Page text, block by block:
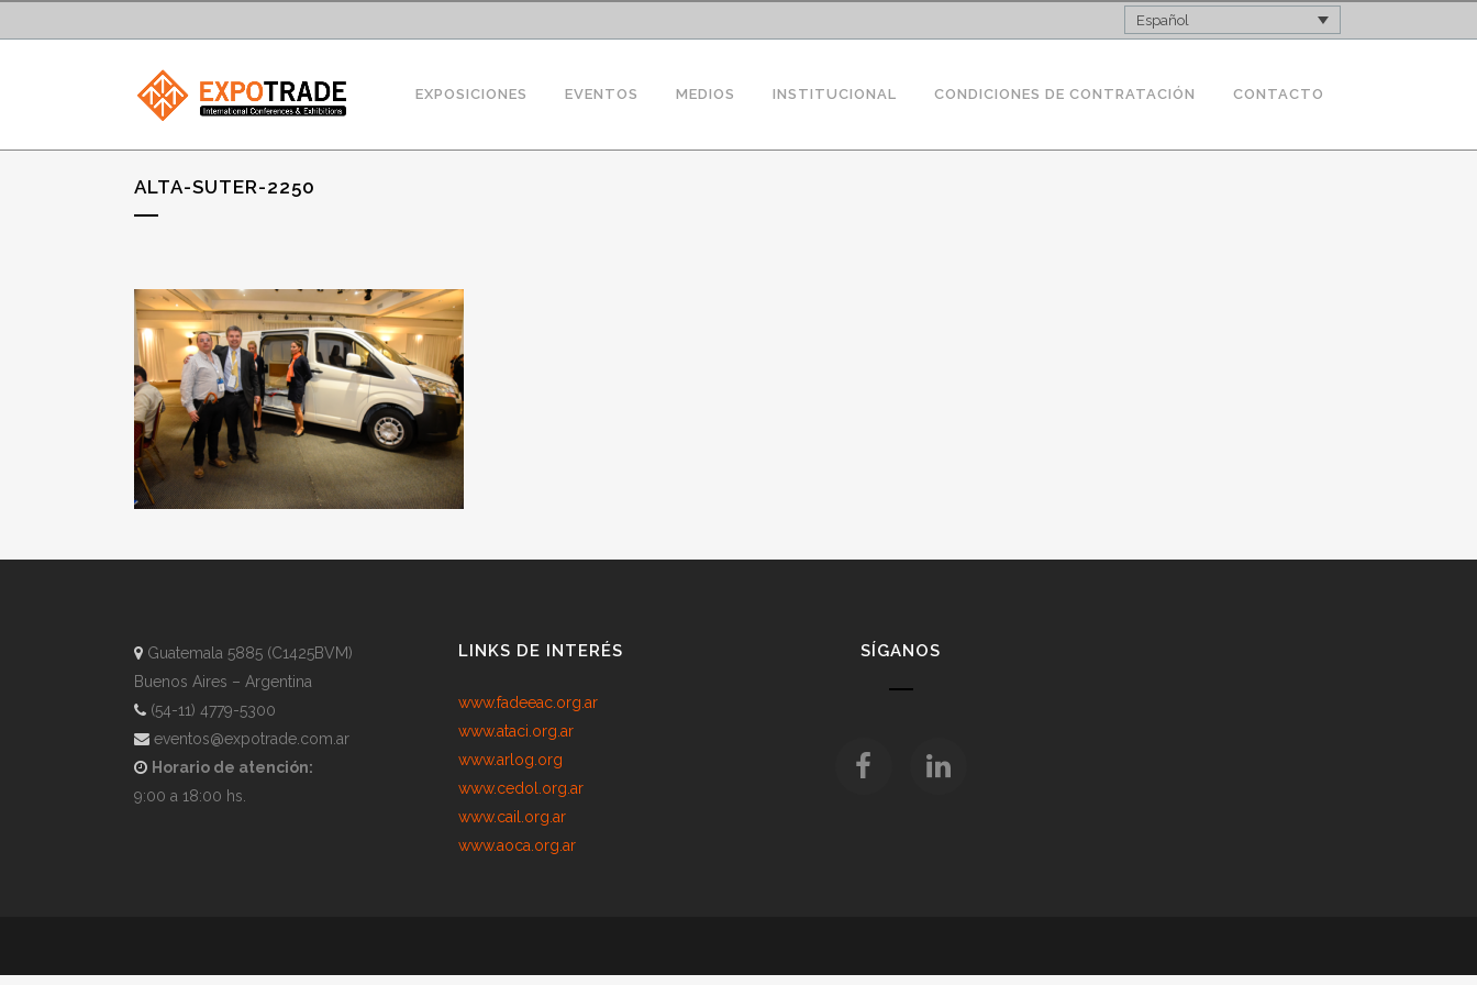
Español
EXPOSICIONES EVENTOS MEDIOS INSTITUCIONAL CONDICIONES DE CONTRATACIÓN CONTACTO
ALTA-SUTER-2250
Guatemala 5885 (C1425BVM)
Buenos Aires – Argentina
(54-11) 4779-5300
eventos@expotrade.com.ar
Horario de atención:
9:00 a 18:00 hs.
LINKS DE INTERÉS
www.fadeeac.org.ar
www.ataci.org.ar
www.arlog.org
www.cedol.org.ar
www.cail.org.ar
www.aoca.org.ar
SÍGANOS